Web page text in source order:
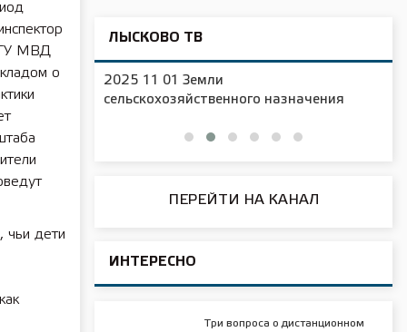
ГУ МВД
о
чьи дети
ЛЫСКОВО ТВ
2025 11 01 Новая образовательная
площадка в д/с №16
ПЕРЕЙТИ НА КАНАЛ
ИНТЕРЕСНО
Три вопроса о дистанционном